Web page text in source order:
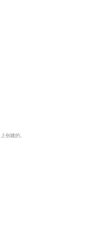
上创建的。